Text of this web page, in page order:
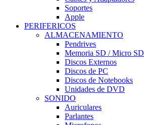
Soportes
Apple
PERIFERICOS
ALMACENAMIENTO
Pendrives
Memoria SD / Micro SD
Discos Externos
Discos de PC
Discos de Notebooks
Unidades de DVD
SONIDO
Auriculares
Parlantes